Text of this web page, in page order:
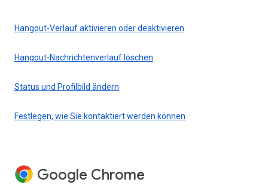
Hangout-Verlauf aktivieren oder deaktivieren
Hangout-Nachrichtenverlauf löschen
Status und Profilbild ändern
Festlegen, wie Sie kontaktiert werden können
Google Chrome